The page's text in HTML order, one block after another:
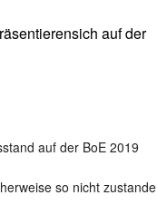
auf der
auf der BoE 2019
so nicht zustande